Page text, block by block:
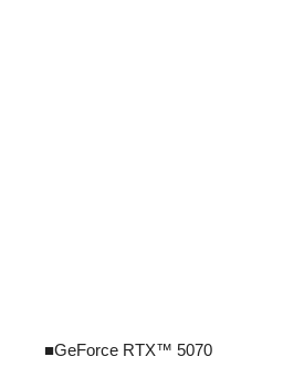
■GeForce RTX™ 5070